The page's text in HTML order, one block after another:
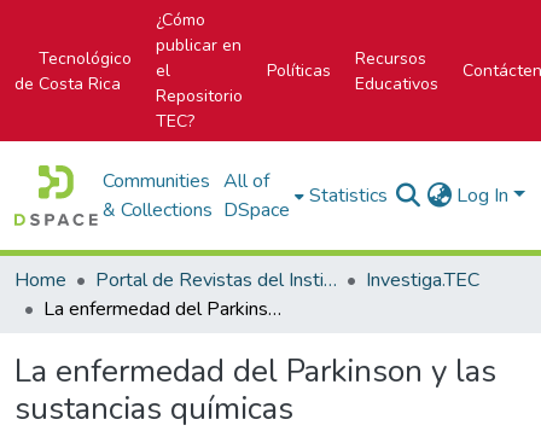
Tecnológico
de Costa Rica
¿Cómo
publicar en
el
Repositorio
TEC?
Políticas
Recursos
Educativos
Communities
& Collections
All of
DSpace
Statistics Log In
Home Portal de Revistas del Instituto Tecnológico de Costa Rica
Investiga.TEC
La enfermedad del Parkinson y las sustancias químicas
La enfermedad del Parkinson y las
sustancias químicas